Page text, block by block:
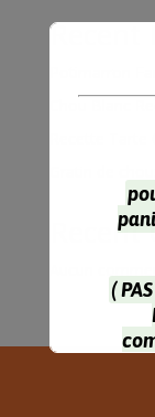
Recent
Potimarron
Recette Tarte
(